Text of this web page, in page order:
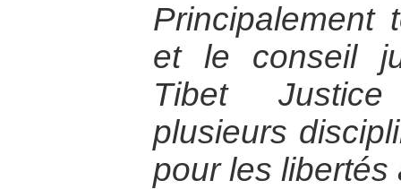
Principalement
et le conseil
Tibet
plusieurs
pour les libertés